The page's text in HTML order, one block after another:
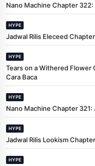
Nano Machine Chapter 322:
HYPE
Jadwal Rilis Eleceed
HYPE
Tears on a Withered Flower
Cara Baca
HYPE
Nano Machine Chapter 321:
HYPE
Jadwal Rilis Lookism
HYPE